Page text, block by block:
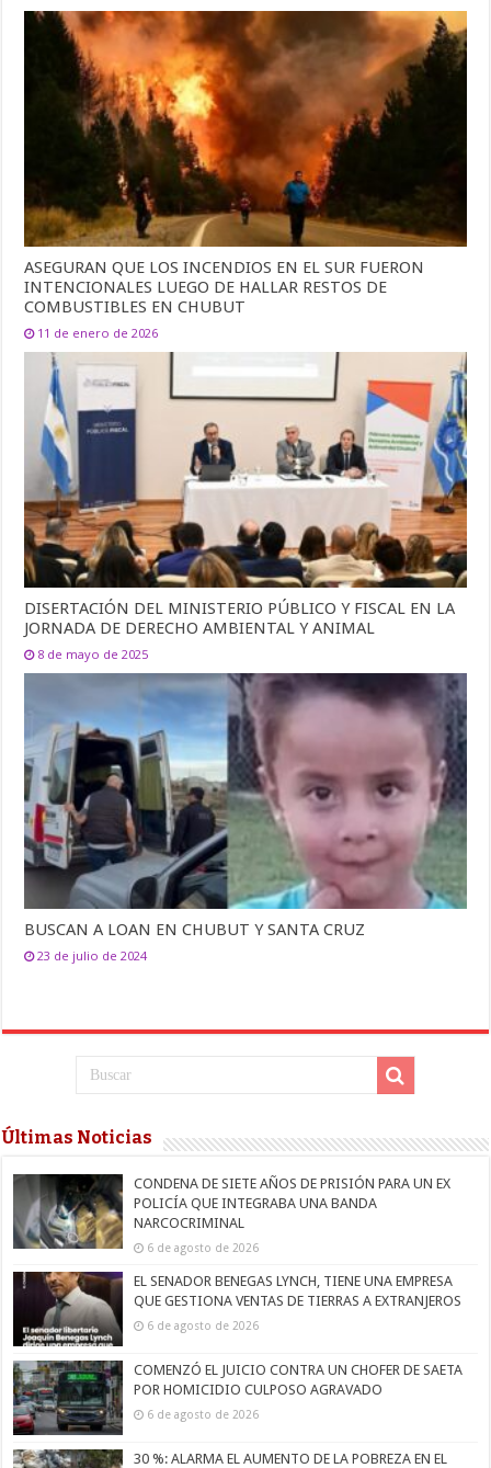
ASEGURAN QUE LOS INCENDIOS EN EL SUR FUERON
INTENCIONALES LUEGO DE HALLAR RESTOS DE
COMBUSTIBLES EN CHUBUT
11 de enero de 2026
DISERTACIÓN DEL MINISTERIO PÚBLICO Y FISCAL EN LA
JORNADA DE DERECHO AMBIENTAL Y ANIMAL
8 de mayo de 2025
BUSCAN A LOAN EN CHUBUT Y SANTA CRUZ
23 de julio de 2024
Últimas Noticias
CONDENA DE SIETE AÑOS DE PRISIÓN PARA UN EX
POLICÍA QUE INTEGRABA UNA BANDA
NARCOCRIMINAL
6 de agosto de 2026
EL SENADOR BENEGAS LYNCH, TIENE UNA EMPRESA
QUE GESTIONA VENTAS DE TIERRAS A EXTRANJEROS
6 de agosto de 2026
COMENZÓ EL JUICIO CONTRA UN CHOFER DE SAETA
POR HOMICIDIO CULPOSO AGRAVADO
6 de agosto de 2026
30 %: ALARMA EL AUMENTO DE LA POBREZA EN EL